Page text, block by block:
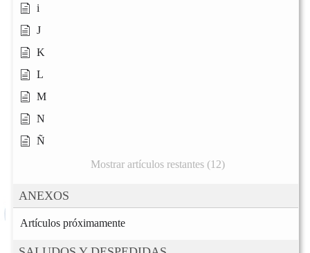
i
J
K
L
M
N
Ñ
Mostrar artículos restantes (12)
ANEXOS
Artículos próximamente